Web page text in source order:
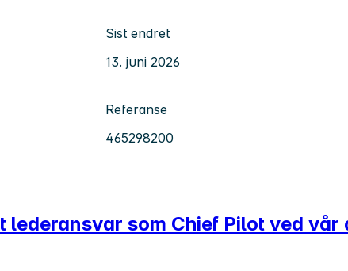
Sist endret
13. juni 2026
Referanse
465298200
som Chief Pilot ved vår